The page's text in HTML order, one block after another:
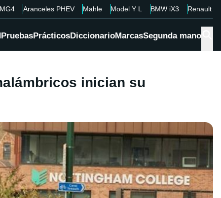
MG4 Aranceles PHEV Mahle Model Y L BMW iX3 Renault
PruebasPrácticosDiccionarioMarcasSegunda mano
inician su